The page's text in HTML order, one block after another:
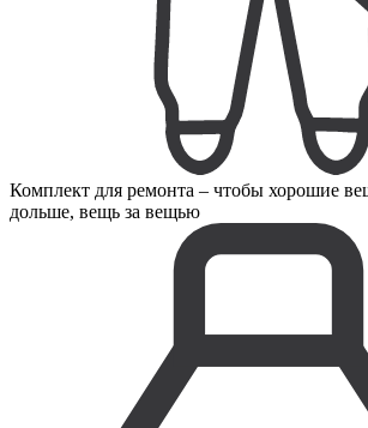
Комплект для ремонта – чтобы хорошие
дольше, вещь за вещью